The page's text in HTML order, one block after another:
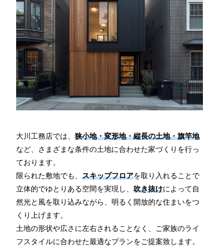
大川工務店では、狭小地・変形地・縦長の土地・旗竿地
など、さまざまな条件の土地に合わせた家づくりを行っ
ております。
限られた敷地でも、スキップフロアを取り入れることで
立体的でゆとりある空間を実現し、吹き抜けによって自
然光と風を取り込みながら、明るく開放的な住まいをつ
くり上げます。
土地の形状や広さに左右されることなく、ご家族のライ
フスタイルに合わせた最適なプランをご提案致します。